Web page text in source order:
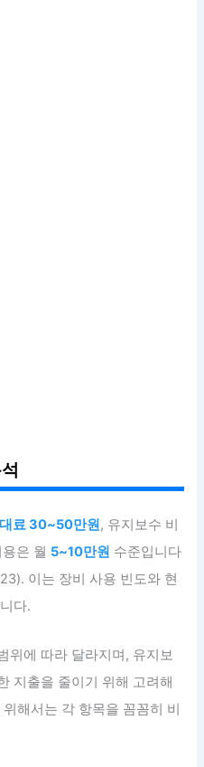
료 30~50만원, 유지보수 비
은 월 5~10만원 수준입니다
이는 장비 사용 빈도와 현
다.
위에 따라 달라지며, 유지보
지출을 줄이기 위해 고려해
해서는 각 항목을 꼼꼼히 비